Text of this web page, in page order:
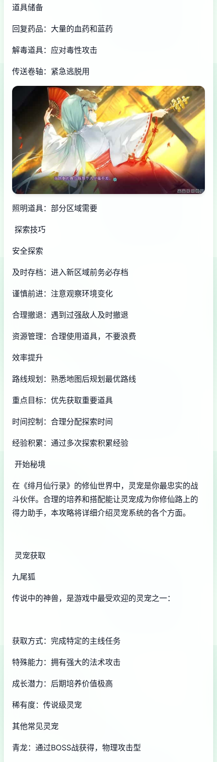
道具储备
回复药品：大量的血药和蓝药
解毒道具：应对毒性攻击
传送卷轴：紧急逃脱用
照明道具：部分区域需要
探索技巧
安全探索
及时存档：进入新区域前务必存档
谨慎前进：注意观察环境变化
合理撤退：遇到过强敌人及时撤退
资源管理：合理使用道具，不要浪费
效率提升
路线规划：熟悉地图后规划最优路线
重点目标：优先获取重要道具
时间控制：合理分配探索时间
经验积累：通过多次探索积累经验
开始秘境
在《绯月仙行录》的修仙世界中，灵宠是你最忠实的战
斗伙伴。合理的培养和搭配能让灵宠成为你修仙路上的
得力助手，本攻略将详细介绍灵宠系统的各个方面。
灵宠获取
九尾狐
传说中的神兽，是游戏中最受欢迎的灵宠之一：
获取方式：完成特定的主线任务
特殊能力：拥有强大的法术攻击
成长潜力：后期培养价值极高
稀有度：传说级灵宠
其他常见灵宠
青龙：通过BOSS战获得，物理攻击型